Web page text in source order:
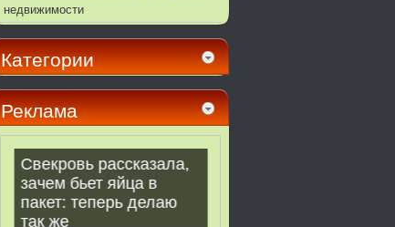
недвижимости
Категории
Реклама